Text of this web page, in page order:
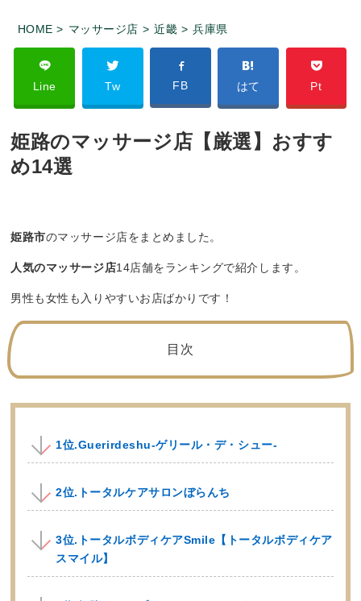
HOME > マッサージ店 > 近畿 > 兵庫県
Line Tw FB はて Pt
姫路のマッサージ店【厳選】おすす
め14選
姫路市のマッサージ店をまとめました。
人気のマッサージ店14店舗をランキングで紹介します。
男性も女性も入りやすいお店ばかりです！
目次
1位.Guerirdeshu-ゲリール・デ・シュー-
2位.トータルケアサロンぼらんち
3位.トータルボディケアSmile【トータルボディケア
スマイル】